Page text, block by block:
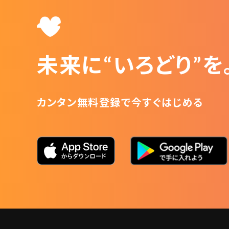
未来に“いろどり”を
カンタン無料登録で今すぐはじめる